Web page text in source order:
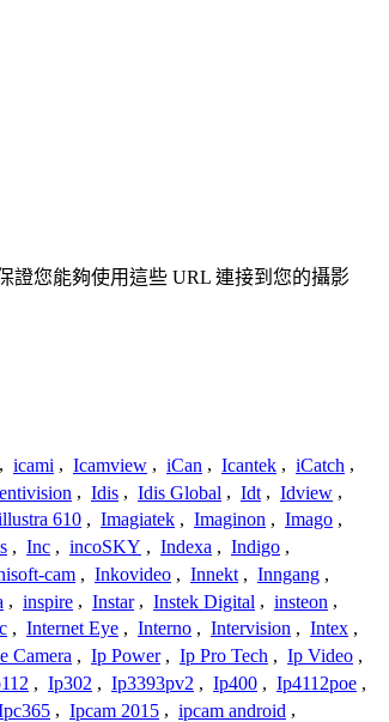
證您能夠使用這些 URL 連接到您的攝影
, icami , Icamview , iCan , Icantek , iCatch ,
, Idis , Idis Global , Idt , Idview ,
610 , Imagiatek , Imaginon , Imago ,
, Inc , incoSKY , Indexa , Indigo ,
cam , Inkovideo , Innekt , Inngang ,
, inspire , Instar , Instek Digital , insteon ,
, Internet Eye , Interno , Intervision , Intex ,
Camera , Ip Power , Ip Pro Tech , Ip Video ,
, Ip302 , Ip3393pv2 , Ip400 , Ip4112poe ,
, Ipcam 2015 , ipcam android ,